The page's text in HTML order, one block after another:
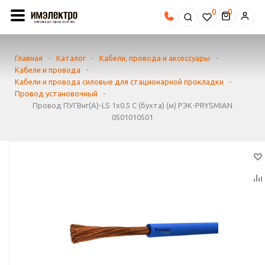
0
Главная - Каталог - Кабели, провода и аксессуары
-
Кабели и провода
-
Кабели и провода силовые для стационарной прокладки
-
Провод установочный
-
Провод ПУГВнг(А)-LS 1х0.5 С (бухта) (м) РЭК-PRYSMIAN
0501010501